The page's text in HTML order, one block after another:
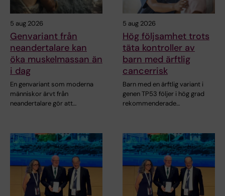
5 aug 2026
Genvariant från
neandertalare kan
öka muskelmassan än
i dag
En genvariant som moderna
människor ärvt från
neandertalare gör att…
5 aug 2026
Hög följsamhet trots
täta kontroller av
barn med ärftlig
cancerrisk
Barn med en ärftlig variant i
genen TP53 följer i hög grad
rekommenderade…